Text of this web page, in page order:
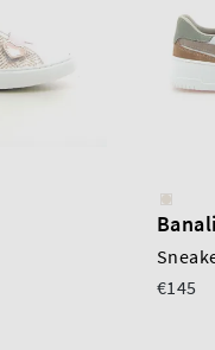
€145